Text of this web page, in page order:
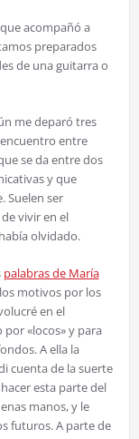
acompañó a
preparados
de una guitarra o
me deparó tres
entre
se da entre dos
y que
Suelen ser
vivir en el
olvidado.
palabras de María
motivos por los
en el
«locos» y para
A ella la
cuenta de la suerte
esta parte del
manos, y le
futuros. A parte de